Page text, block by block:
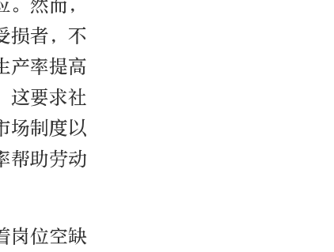
然而，
损者，不
产率提高
这要求社
场制度以
帮助劳动
岗位空缺